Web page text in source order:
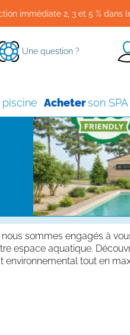
immédiate 2, 3 et 5 % dans
Une question ?
piscine Acheterson SPA
sommes engagés à
espace aquatique.
tout en